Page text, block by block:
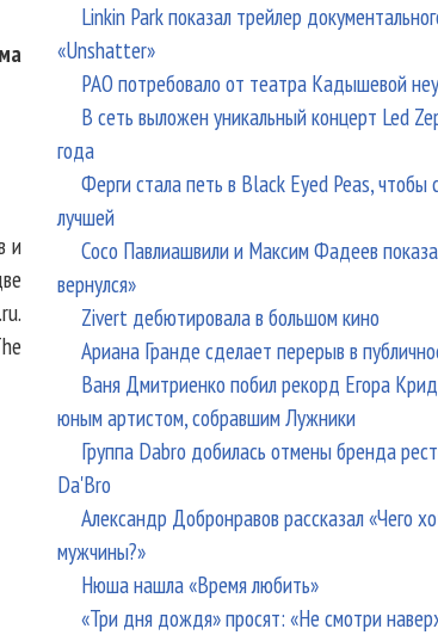
и
Linkin Park показал трейлер
«Unshatter»
РАО потребовало от театра Кадышевой
В сеть выложен уникальный концерт Led
года
Ферги стала петь в Black Eyed Peas, чтобы
лучшей
Сосо Павлиашвили и Максим Фадеев
вернулся»
Zivert дебютировала в большом кино
Ариана Гранде сделает перерыв в
Ваня Дмитриенко побил рекорд Егора
юным артистом, собравшим Лужники
Группа Dabro добилась отмены бренда
Da'Bro
Александр Добронравов рассказал «Чего
мужчины?»
Нюша нашла «Время любить»
«Три дня дождя» просят: «Не смотри